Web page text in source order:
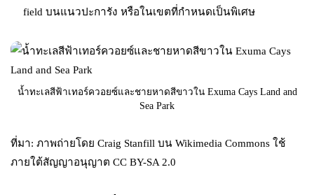
field บนแนวปะการัง หรือในเขตที่กำหนดเป็นพิเศษ
น้ำทะเลสีฟ้าเทอร์ควอยซ์และชายหาดสีขาวใน Exuma Cays Land and
Sea Park
ที่มา: ภาพถ่ายโดย Craig Stanfill บน Wikimedia Commons ใช้
ภายใต้สัญญาอนุญาต CC BY-SA 2.0